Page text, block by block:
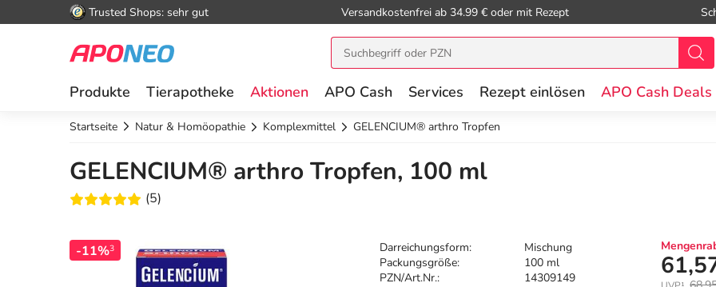
Trusted Shops: sehr gut Versandkostenfrei ab 34.99 € oder mit Rezept
Produkte Tierapotheke Aktionen APO Cash Services Rezept einlösen APO Cash Deals
Startseite Natur & Homöopathie Komplexmittel GELENCIUM® arthro Tropfen
GELENCIUM® arthro Tropfen, 100 ml
(5)
-11%3 Darreichungsform:
Mischung
Packungsgröße:
100 ml
PZN/Art.Nr.:
14309149